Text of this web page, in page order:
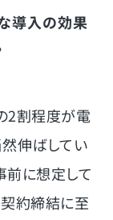
導入の効果
2割程度が電
伸ばしてい
前に想定して
契約締結に至